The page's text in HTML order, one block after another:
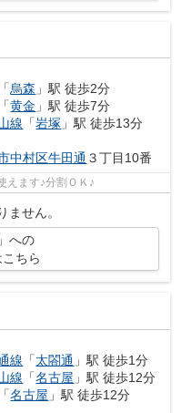
「烏森 」駅 徒歩2分
「黄金 」駅 徒歩7分
線 「岩塚 」駅 徒歩13分
中村区牛田通 ３丁目10番
えます♪分割ＯＫ♪
ません。
への
ちら
線 「太閤通 」駅 徒歩1分
線 「名古屋 」駅 徒歩12分
「名古屋 」駅 徒歩12分